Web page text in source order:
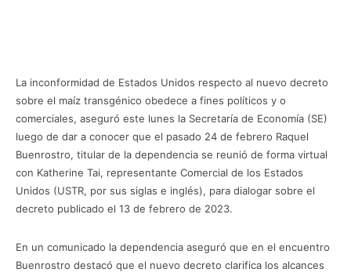
La inconformidad de Estados Unidos respecto al nuevo decreto
sobre el maíz transgénico obedece a fines políticos y o
comerciales, aseguró este lunes la Secretaría de Economía (SE)
luego de dar a conocer que el pasado 24 de febrero Raquel
Buenrostro, titular de la dependencia se reunió de forma virtual
con Katherine Tai, representante Comercial de los Estados
Unidos (USTR, por sus siglas e inglés), para dialogar sobre el
decreto publicado el 13 de febrero de 2023.
En un comunicado la dependencia aseguró que en el encuentro
Buenrostro destacó que el nuevo decreto clarifica los alcances